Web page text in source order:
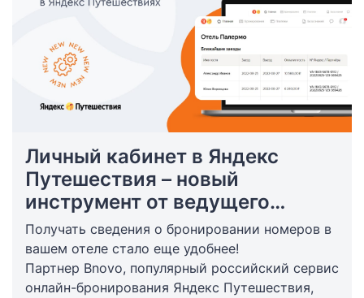
Личный кабинет в Яндекс
Путешествия – новый
инструмент от ведущего
сервиса онлайн-бронирований
Получать сведения о бронировании номеров в
вашем отеле стало еще удобнее!
Партнер Bnovo, популярный российский сервис
онлайн-бронирования Яндекс Путешествия,